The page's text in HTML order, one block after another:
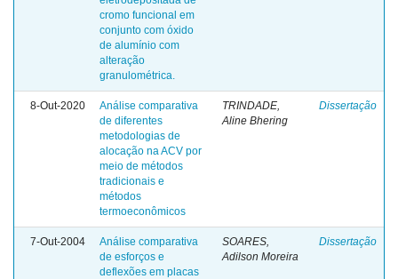
cromo funcional em
conjunto com óxido
de alumínio com
alteração
granulométrica.
8-Out-2020
Análise comparativa
de diferentes
metodologias de
alocação na ACV por
meio de métodos
tradicionais e
métodos
termoeconômicos
TRINDADE,
Aline Bhering
Dissertação
7-Out-2004
Análise comparativa
de esforços e
deflexões em placas
SOARES,
Adilson Moreira
Dissertação